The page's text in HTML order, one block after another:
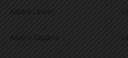
Albert Llobet
Albert Sagarra